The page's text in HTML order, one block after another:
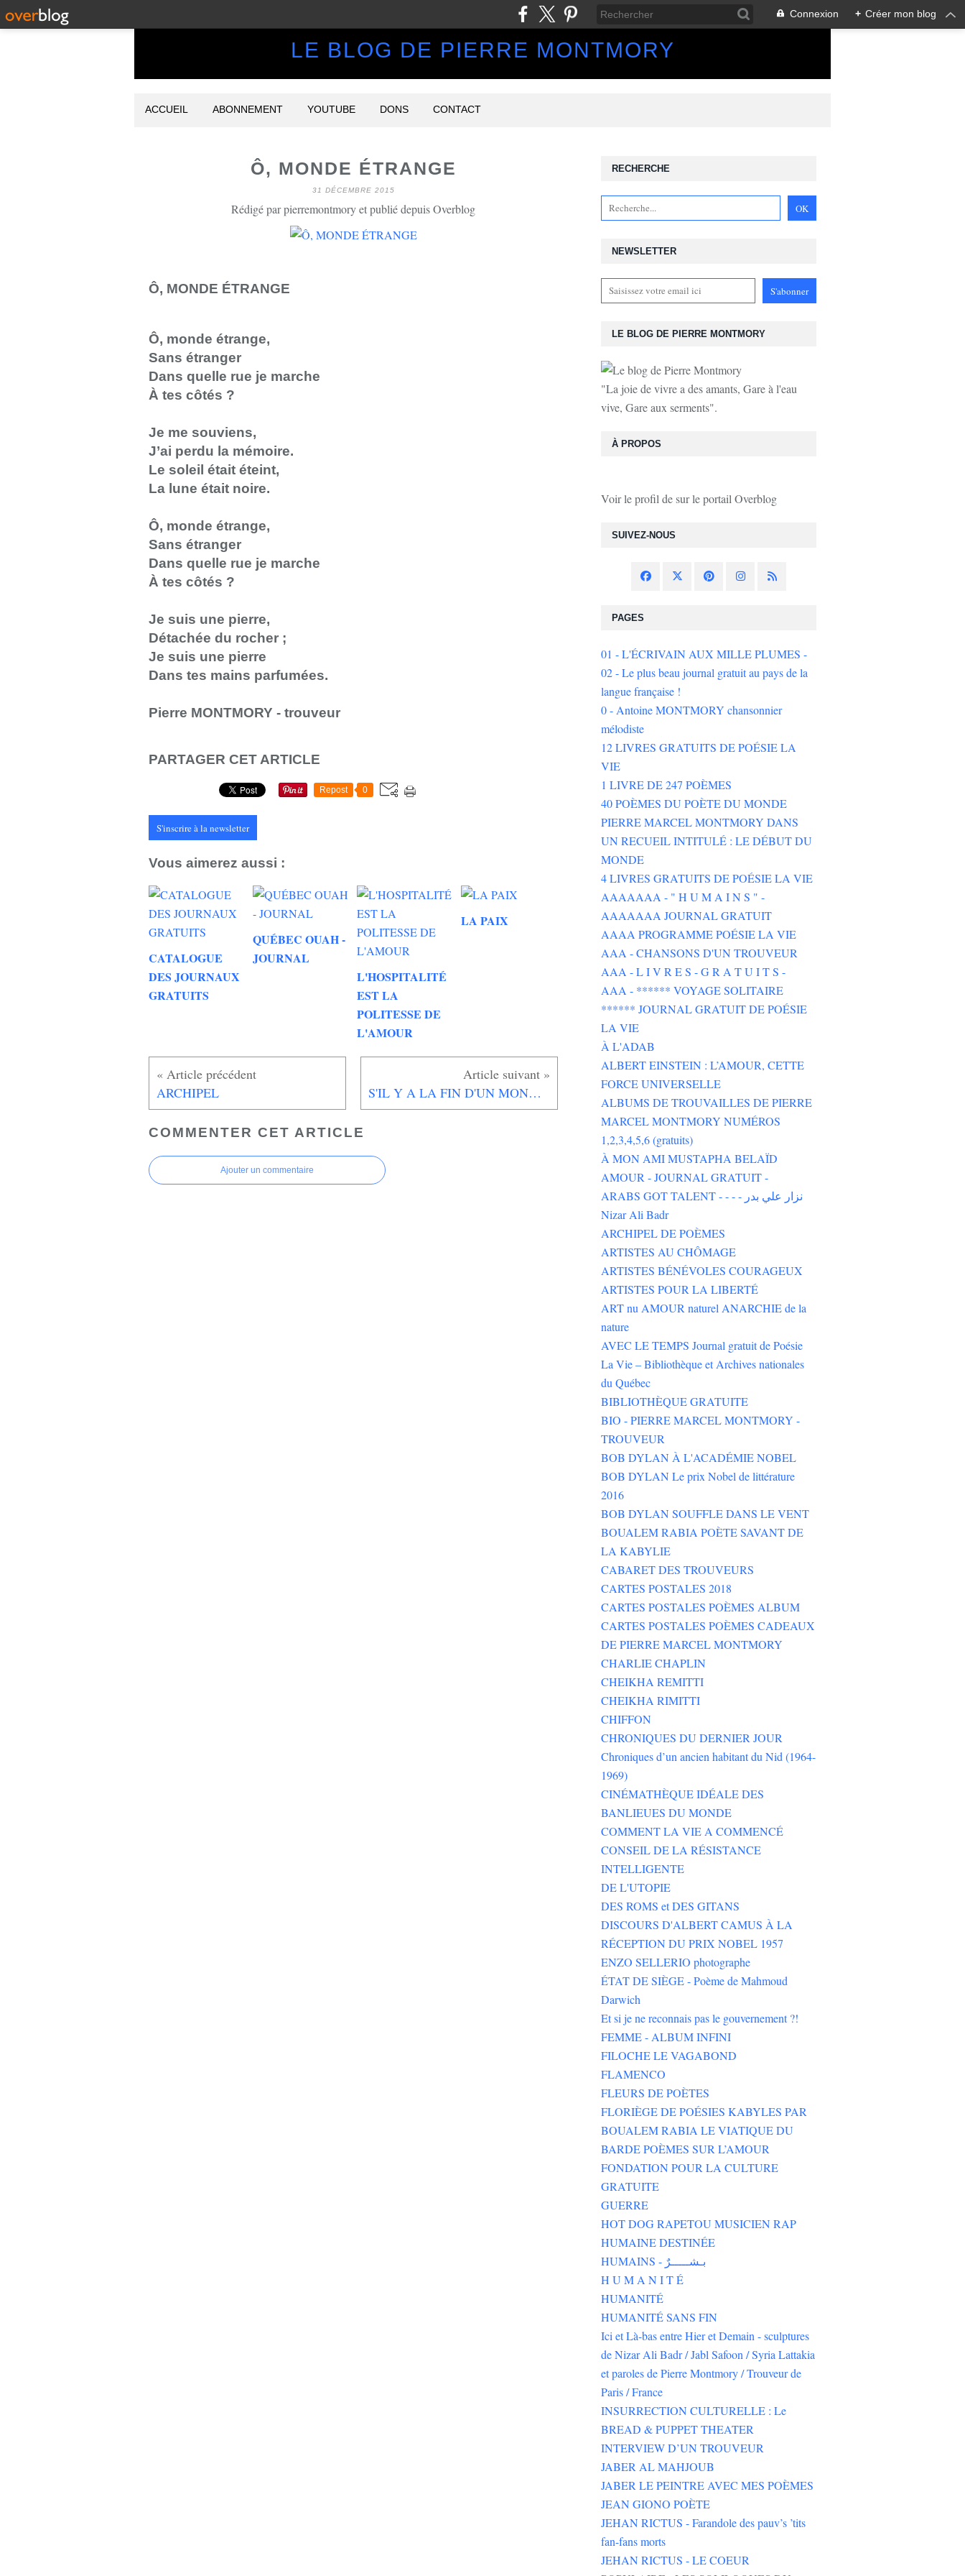
Connexion + Créer mon blog
LE BLOG DE PIERRE MONTMORY
ACCUEIL ABONNEMENT YOUTUBE DONS CONTACT
Ô, MONDE ÉTRANGE
31 DÉCEMBRE 2015
Rédigé par pierremontmory et publié depuis Overblog
Ô, MONDE ÉTRANGE
Ô, monde étrange,
Sans étranger
Dans quelle rue je marche
À tes côtés ?
Je me souviens,
J’ai perdu la mémoire.
Le soleil était éteint,
La lune était noire.
Ô, monde étrange,
Sans étranger
Dans quelle rue je marche
À tes côtés ?
Je suis une pierre,
Détachée du rocher ;
Je suis une pierre
Dans tes mains parfumées.
Pierre MONTMORY - trouveur
PARTAGER CET ARTICLE
Repost 0
S'inscrire à la newsletter
Vous aimerez aussi :
CATALOGUE
DES JOURNAUX
GRATUITS
QUÉBEC OUAH -
JOURNAL
L'HOSPITALITÉ
EST LA
POLITESSE DE
L'AMOUR
LA PAIX
ARCHIPEL S'IL Y A LA FIN D'UN MONDE, LE MIEN EST ÉTERNEL
COMMENTER CET ARTICLE
Ajouter un commentaire
NEWSLETTER
SUIVEZ-NOUS
RECHERCHE
LE BLOG DE PIERRE MONTMORY
"La joie de vivre a des amants, Gare à l'eau
vive, Gare aux serments".
À PROPOS
Voir le profil desur le portail Overblog
PAGES
01 - L'ÉCRIVAIN AUX MILLE PLUMES -
02 - Le plus beau journal gratuit au pays de la
langue française !
0 - Antoine MONTMORY chansonnier
mélodiste
12 LIVRES GRATUITS DE POÉSIE LA
VIE
1 LIVRE DE 247 POÈMES
40 POÈMES DU POÈTE DU MONDE
PIERRE MARCEL MONTMORY DANS
UN RECUEIL INTITULÉ : LE DÉBUT DU
MONDE
4 LIVRES GRATUITS DE POÉSIE LA VIE
AAAAAAA - " H U M A I N S " -
AAAAAAA JOURNAL GRATUIT
AAAA PROGRAMME POÉSIE LA VIE
AAA - CHANSONS D'UN TROUVEUR
AAA - L I V R E S - G R A T U I T S -
AAA - ****** VOYAGE SOLITAIRE
****** JOURNAL GRATUIT DE POÉSIE
LA VIE
À L'ADAB
ALBERT EINSTEIN : L’AMOUR, CETTE
FORCE UNIVERSELLE
ALBUMS DE TROUVAILLES DE PIERRE
MARCEL MONTMORY NUMÉROS
1,2,3,4,5,6 (gratuits)
À MON AMI MUSTAPHA BELAÏD
AMOUR - JOURNAL GRATUIT -
ARABS GOT TALENT - - - - نزار علي بدر
Nizar Ali Badr
ARCHIPEL DE POÈMES
ARTISTES AU CHÔMAGE
ARTISTES BÉNÉVOLES COURAGEUX
ARTISTES POUR LA LIBERTÉ
ART nu AMOUR naturel ANARCHIE de la
nature
AVEC LE TEMPS Journal gratuit de Poésie
La Vie – Bibliothèque et Archives nationales
du Québec
BIBLIOTHÈQUE GRATUITE
BIO - PIERRE MARCEL MONTMORY -
TROUVEUR
BOB DYLAN À L'ACADÉMIE NOBEL
BOB DYLAN Le prix Nobel de littérature
2016
BOB DYLAN SOUFFLE DANS LE VENT
BOUALEM RABIA POÈTE SAVANT DE
LA KABYLIE
CABARET DES TROUVEURS
CARTES POSTALES 2018
CARTES POSTALES POÈMES ALBUM
CARTES POSTALES POÈMES CADEAUX
DE PIERRE MARCEL MONTMORY
CHARLIE CHAPLIN
CHEIKHA REMITTI
CHEIKHA RIMITTI
CHIFFON
CHRONIQUES DU DERNIER JOUR
Chroniques d’un ancien habitant du Nid (1964-
1969)
CINÉMATHÈQUE IDÉALE DES
BANLIEUES DU MONDE
COMMENT LA VIE A COMMENCÉ
CONSEIL DE LA RÉSISTANCE
INTELLIGENTE
DE L'UTOPIE
DES ROMS et DES GITANS
DISCOURS D'ALBERT CAMUS À LA
RÉCEPTION DU PRIX NOBEL 1957
ENZO SELLERIO photographe
ÉTAT DE SIÈGE - Poème de Mahmoud
Darwich
Et si je ne reconnais pas le gouvernement ?!
FEMME - ALBUM INFINI
FILOCHE LE VAGABOND
FLAMENCO
FLEURS DE POÈTES
FLORIÈGE DE POÉSIES KABYLES PAR
BOUALEM RABIA LE VIATIQUE DU
BARDE POÈMES SUR L’AMOUR
FONDATION POUR LA CULTURE
GRATUITE
GUERRE
HOT DOG RAPETOU MUSICIEN RAP
HUMAINE DESTINÉE
HUMAINS - بـشـــــرٌ
H U M A N I T É
HUMANITÉ
HUMANITÉ SANS FIN
Ici et Là-bas entre Hier et Demain - sculptures
de Nizar Ali Badr / Jabl Safoon / Syria Lattakia
et paroles de Pierre Montmory / Trouveur de
Paris / France
INSURRECTION CULTURELLE : Le
BREAD & PUPPET THEATER
INTERVIEW D’UN TROUVEUR
JABER AL MAHJOUB
JABER LE PEINTRE AVEC MES POÈMES
JEAN GIONO POÈTE
JEHAN RICTUS - Farandole des pauv’s ’tits
fan-fans morts
JEHAN RICTUS - LE COEUR